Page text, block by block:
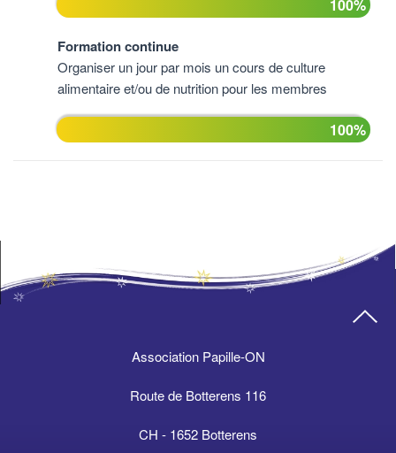
100%
Formation continue
Organiser un jour par mois un cours de culture
alimentaire et/ou de nutrition pour les membres
100%
Association Papille-ON
Route de Botterens 116
CH - 1652 Botterens